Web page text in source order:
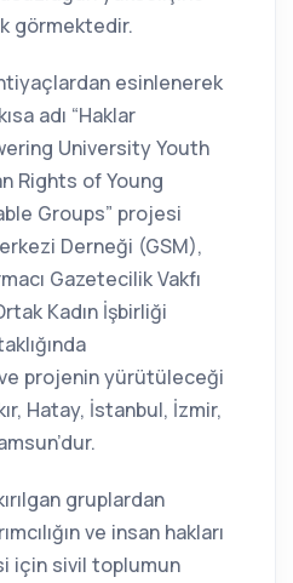
görmektedir.
esinlenerek
adı “Haklar
University Youth
Rights of Young
Groups” projesi
Derneği (GSM),
Gazetecilik Vakfı
Kadın İşbirliği
projenin yürütüleceği
Hatay, İstanbul, İzmir,
gruplardan
ve insan hakları
için sivil toplumun